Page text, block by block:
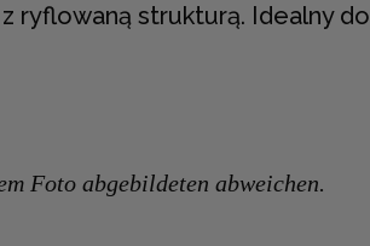
ryflowaną strukturą. Idealny do
Foto abgebildeten abweichen.